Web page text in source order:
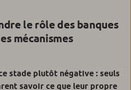
le rôle des banques
mécanismes
stade plutôt négative : seuls
savoir ce que leur propre